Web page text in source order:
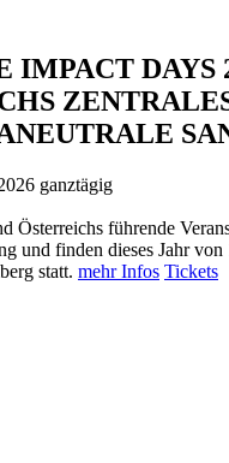
IMPACT DAYS
ganztägig
Österreichs führende
und finden dieses Jahr von
statt. mehr Infos Tickets